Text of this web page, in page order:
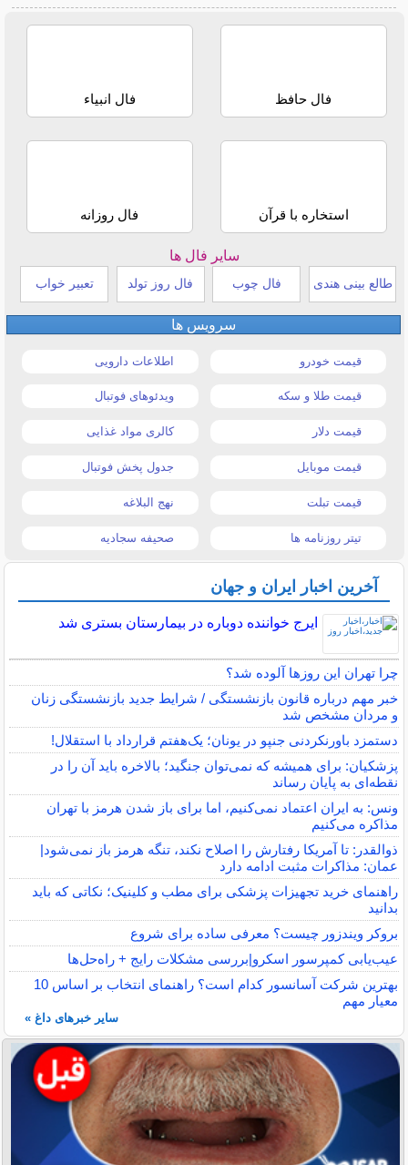
فال حافظ فال انبیاء
استخاره با قرآن فال روزانه
سایر فال ها
طالع بینی هندی فال چوب فال روز تولد تعبیر خواب
سرویس ها
قیمت خودرو اطلاعات دارویی
قیمت طلا و سکه ویدئوهای فوتبال
قیمت دلار کالری مواد غذایی
قیمت موبایل جدول پخش فوتبال
قیمت تبلت نهج البلاغه
تیتر روزنامه ها صحیفه سجادیه
آخرین اخبار ایران و جهان
ایرج خواننده دوباره در بیمارستان بستری شد
چرا تهران این روزها آلوده شد؟
خبر مهم درباره قانون بازنشستگی / شرایط جدید بازنشستگی زنان
و مردان مشخص شد
دستمزد باورنکردنی جنپو در یونان؛ یک‌هفتم قرارداد با استقلال!
پزشکیان: برای همیشه که نمی‌توان جنگید؛ بالاخره باید آن را در
نقطه‌ای به پایان رساند
ونس: به ایران اعتماد نمی‌کنیم، اما برای باز شدن هرمز با تهران
مذاکره می‌کنیم
ذوالقدر: تا آمریکا رفتارش را اصلاح نکند، تنگه هرمز باز نمی‌شود|
عمان: مذاکرات مثبت ادامه دارد
راهنمای خرید تجهیزات پزشکی برای مطب و کلینیک؛ نکاتی که باید
بدانید
بروکر ویندزور چیست؟ معرفی ساده برای شروع
عیب‌یابی کمپرسور اسکرو|بررسی مشکلات رایج + راه‌حل‌ها
بهترین شرکت آسانسور کدام است؟ راهنمای انتخاب بر اساس 10
معیار مهم
سایر خبرهای داغ »